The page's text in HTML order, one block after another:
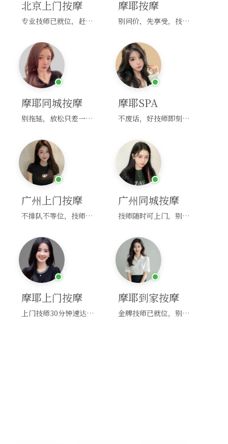
北京上门按摩
专业技师已就位，赶紧下单！
摩耶按摩
别问价，先享受，技师马上到！
摩耶同城按摩
别拖延，放松只差一次点击！
摩耶SPA
不废话，好技师即刻上门，约！
广州上门按摩
不排队不等位，技师直奔你家！
广州同城按摩
技师随时可上门，别啰嗦，赶紧约！
摩耶上门按摩
上门技师30分钟速达，别问，快约！
摩耶到家按摩
金牌技师已就位，别纠结，马上预约！